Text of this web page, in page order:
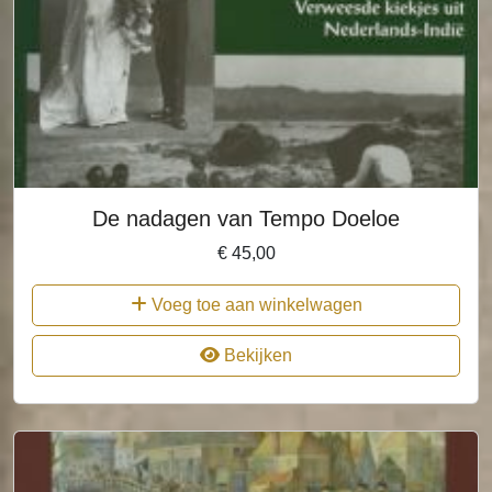
De nadagen van Tempo Doeloe
€45,00
Voeg toe aan winkelwagen
Bekijken